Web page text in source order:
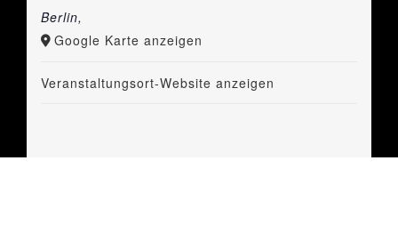
Berlin,
Google Karte anzeigen
Veranstaltungsort-Website anzeigen